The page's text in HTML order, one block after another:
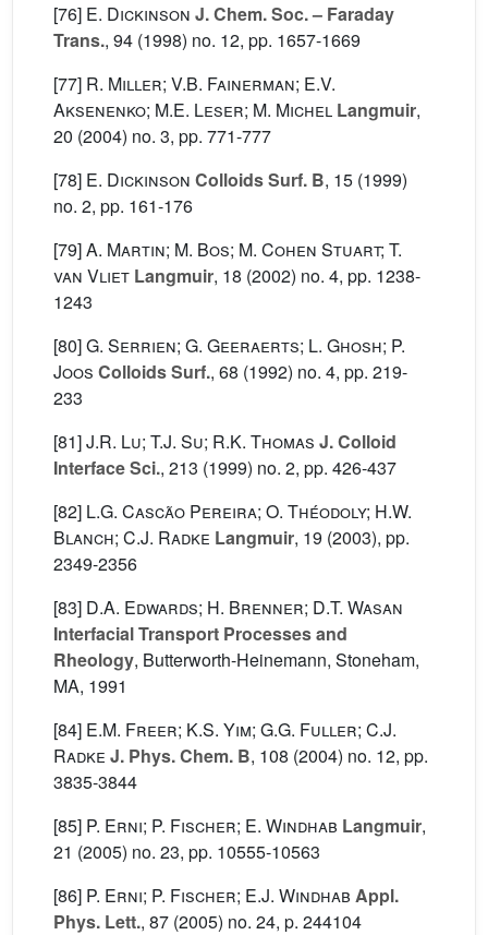
[76] E. Dickinson J. Chem. Soc. – Faraday
Trans., 94 (1998) no. 12, pp. 1657-1669
[77] R. Miller; V.B. Fainerman; E.V.
Aksenenko; M.E. Leser; M. Michel Langmuir,
20 (2004) no. 3, pp. 771-777
[78] E. Dickinson Colloids Surf. B, 15 (1999)
no. 2, pp. 161-176
[79]A. Martin; M. Bos; M. Cohen Stuart; T.
van Vliet Langmuir, 18 (2002) no. 4, pp. 1238-
1243
[80]G. Serrien; G. Geeraerts; L. Ghosh; P.
Joos Colloids Surf., 68 (1992) no. 4, pp. 219-
233
[81]J.R. Lu; T.J. Su; R.K. Thomas J. Colloid
Interface Sci., 213 (1999) no. 2, pp. 426-437
[82] L.G. Cascão Pereira; O. Théodoly; H.W.
Blanch; C.J. Radke Langmuir, 19 (2003), pp.
2349-2356
[83] D.A. Edwards; H. Brenner; D.T. Wasan
Interfacial Transport Processes and
Rheology, Butterworth-Heinemann, Stoneham,
MA, 1991
[84] E.M. Freer; K.S. Yim; G.G. Fuller; C.J.
Radke J. Phys. Chem. B, 108 (2004) no. 12, pp.
3835-3844
[85] P. Erni; P. Fischer; E. Windhab Langmuir,
21 (2005) no. 23, pp. 10555-10563
[86] P. Erni; P. Fischer; E.J. Windhab Appl.
Phys. Lett., 87 (2005) no. 24, p. 244104